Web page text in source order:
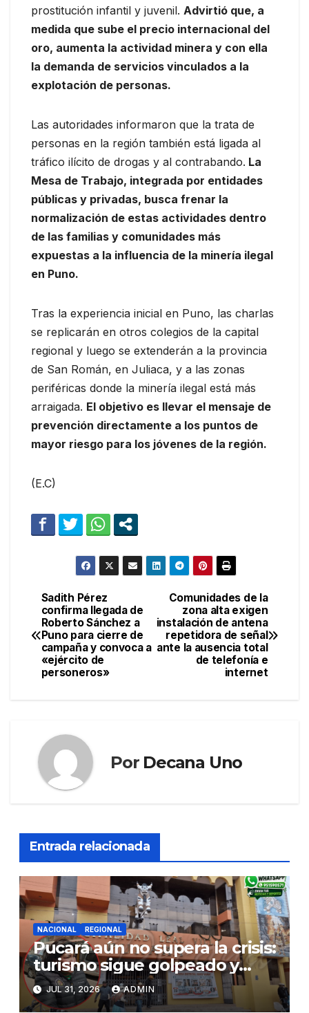
prostitución infantil y juvenil. Advirtió que, a
medida que sube el precio internacional del
oro, aumenta la actividad minera y con ella
la demanda de servicios vinculados a la
explotación de personas.
Las autoridades informaron que la trata de
personas en la región también está ligada al
tráfico ilícito de drogas y al contrabando. La
Mesa de Trabajo, integrada por entidades
públicas y privadas, busca frenar la
normalización de estas actividades dentro
de las familias y comunidades más
expuestas a la influencia de la minería ilegal
en Puno.
Tras la experiencia inicial en Puno, las charlas
se replicarán en otros colegios de la capital
regional y luego se extenderán a la provincia
de San Román, en Juliaca, y a las zonas
periféricas donde la minería ilegal está más
arraigada. El objetivo es llevar el mensaje de
prevención directamente a los puntos de
mayor riesgo para los jóvenes de la región.
(E.C)
Navegación
de
entradas
Comunidades de la
zona alta exigen
instalación de antena
repetidora de señal
ante la ausencia total
de telefonía e
internet
Sadith Pérez
confirma llegada de
Roberto Sánchez a
Puno para cierre de
campaña y convoca a
«ejército de
personeros»
Por Decana Uno
Entrada relacionada
NACIONAL REGIONAL
Pucará aún no supera la crisis:
turismo sigue golpeado y
alcaldesa exige al nuevo
Gobierno fondos para obras
JUL 31, 2026 ADMIN